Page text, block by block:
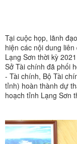
Tại cuộc họp, lãnh
hiện các nội dung
Lạng Sơn thời kỳ
Sở Tài chính đã phối
- Tài chính, Bộ Tài
tỉnh) hoàn thành dự
hoạch tỉnh Lạng Sơn